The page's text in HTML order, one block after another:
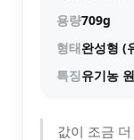
용량709g
형태완성형 (
특징유기농
값이 조금